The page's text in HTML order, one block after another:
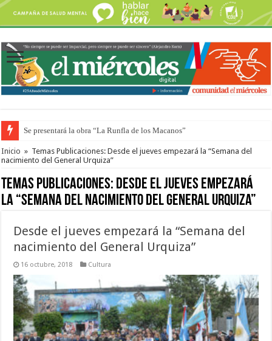
Se presentará la obra “La Runfla de los Macanos”
Preparan otro encuentro de autos clásicos y antiguos
Inicio » Temas Publicaciones: Desde el jueves empezará la “Semana del
nacimiento del General Urquiza”
Temas Publicaciones: Desde el jueves empezará
la “Semana del nacimiento del General Urquiza”
Desde el jueves empezará la “Semana del
nacimiento del General Urquiza”
16 octubre, 2018 Cultura